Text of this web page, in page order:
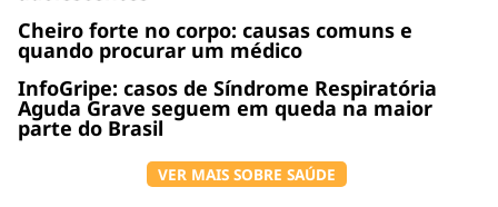
Cheiro forte no corpo: causas comuns e
quando procurar um médico
InfoGripe: casos de Síndrome Respiratória
Aguda Grave seguem em queda na maior
parte do Brasil
VER MAIS SOBRE SAÚDE